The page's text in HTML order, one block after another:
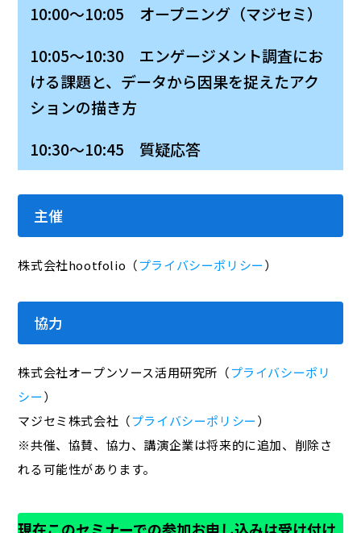
10:00～10:05 オープニング（マジセミ）
10:05～10:30 エンゲージメント調査にお
ける課題と、データから因果を捉えたアク
ションの描き方
10:30～10:45 質疑応答
主催
株式会社hootfolio（プライバシーポリシー）
協力
株式会社オープンソース活用研究所（プライバシーポリ
シー）
マジセミ株式会社（プライバシーポリシー）
※共催、協賛、協力、講演企業は将来的に追加、削除さ
れる可能性があります。
現在このセミナーでの参加お申し込みは受け付け